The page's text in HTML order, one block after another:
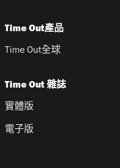
Time Out產品
Time Out全球
Time Out 雜誌
實體版
電子版